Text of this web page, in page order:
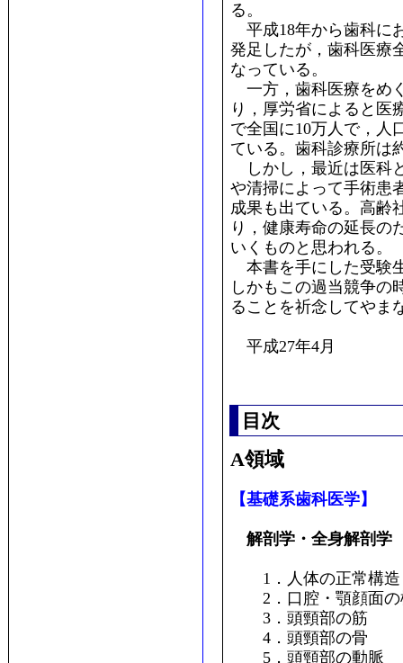
る。
平成18年から歯科に
発足したが，歯科医療
なっている。
一方，歯科医療をめ
り，厚労省によると医
で全国に10万人で，人
ている。歯科診療所は
しかし，最近は医科
や清掃によって手術患
成果も出ている。高齢
り，健康寿命の延長の
いくものと思われる。
本書を手にした受験
しかもこの過当競争の
ることを祈念してやま
平成27年4月
目次
A領域
【基礎系歯科医学】
解剖学・全身解剖学
1．人体の正常構造
2．口腔・顎顔面の
3．頭頸部の筋
4．頭頸部の骨
5．頭頸部の動脈